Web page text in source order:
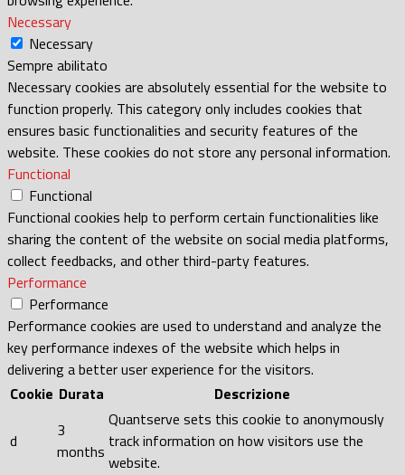
Necessary
Necessary
Sempre abilitato
Necessary cookies are absolutely essential for the website to
function properly. This category only includes cookies that
ensures basic functionalities and security features of the
website. These cookies do not store any personal information.
Functional
Functional
Functional cookies help to perform certain functionalities like
sharing the content of the website on social media platforms,
collect feedbacks, and other third-party features.
Performance
Performance
Performance cookies are used to understand and analyze the
key performance indexes of the website which helps in
delivering a better user experience for the visitors.
Cookie Durata Descrizione
d
3
months
Quantserve sets this cookie to anonymously
track information on how visitors use the
website.